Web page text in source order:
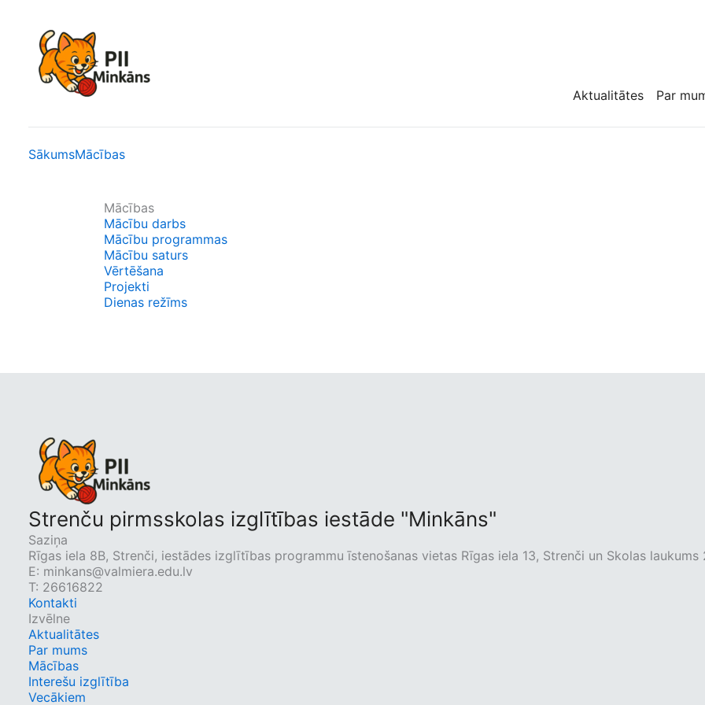
content
Aktualitātes Par
SākumsMācības
Mācības
Mācību darbs
Mācību programmas
Mācību saturs
Vērtēšana
Projekti
Dienas režīms
Strenču pirmsskolas izglītības iestāde "Minkāns"
Saziņa
Rīgas iela 8B, Strenči, iestādes izglītības programmu īstenošanas vietas Rīgas iela 13, Strenči un Skolas laukums
E: minkans@valmiera.edu.lv
T: 26616822
Kontakti
Izvēlne
Aktualitātes
Par mums
Mācības
Interešu izglītība
Vecākiem